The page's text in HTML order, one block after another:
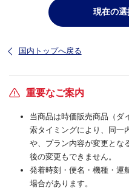
現在の
国内トップへ戻る
重要なご案内
当商品は時価販売商品（ダ
索タイミングにより、同一
や、プラン内容が変更とな
後の変更もできません。
発着時刻・便名・機種・運
場合があります。